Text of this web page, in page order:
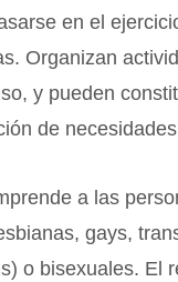
en el
Organizan
y pueden
de
a las
gays,
o bisexuales. El